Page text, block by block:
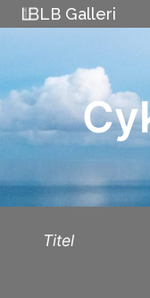
Skip
to
LB Galleri
Titel